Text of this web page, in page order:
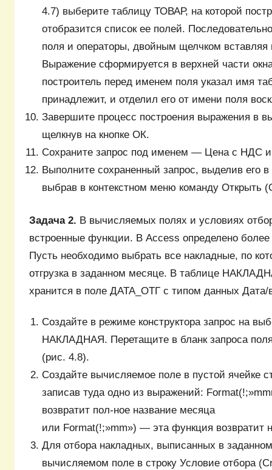
4.7) выберите таблицу ТОВАР, на которой
отобразится список ее полей.
поля и операторы, двойным щелчком вставляя
Выражение сформируется в верхней части
построитель перед именем поля указал имя
принадлежит, и отделил его от имени поля
Завершите процесс построения выражения в
щелкнув на кнопке ОК.
Сохраните запрос под именем ― Цена с НДС и
Выполните сохраненный запрос, выделив его
выбрав в контекстном меню команду Открыть
Задача 2. В вычисляемых полях и условиях
встроенные функции. В Access определено
Пусть необходимо выбрать все накладные, по
отгрузка в заданном месяце. В таблице
хранится в поле ДАТА_ОТГ с типом данных Дата/
Создайте в режиме конструктора запрос на
НАКЛАДНАЯ. Перетащите в бланк запроса
(рис. 4.8).
Создайте вычисляемое поле в пустой ячейке
записав туда одно из выражений:
возвратит пол-ное название месяца
или Format(!;»mm») ― эта функция возвратит
Для отбора накладных, выписанных в
вычисляемом поле в строку Условие отбора